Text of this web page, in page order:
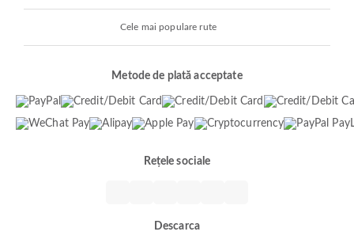
Cele mai populare rute
Metode de plată acceptate
Rețele sociale
Descarca